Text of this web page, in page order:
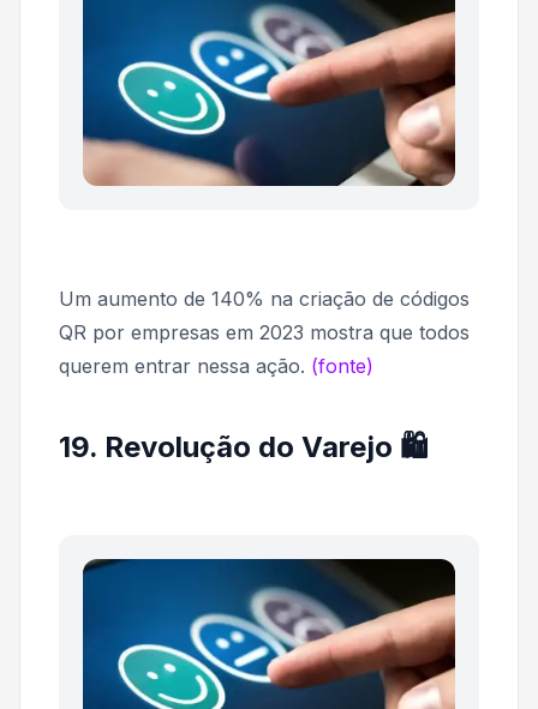
Um aumento de 140% na criação de códigos
QR por empresas em 2023 mostra que todos
querem entrar nessa ação. (fonte)
19. Revolução do Varejo 🛍️